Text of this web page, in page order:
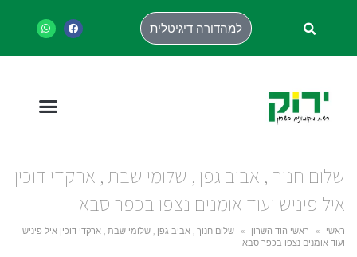
למהדורה דיגיטלית
שלום חנוך , אביב גפן , שלומי שבת , ארקדי דוכין
איל פיניש ועוד אומנים נצפו בכפר סבא
ראשי » ראשי הוד השרון »
שלום חנוך , אביב גפן , שלומי שבת , ארקדי דוכין איל פיניש
ועוד אומנים נצפו בכפר סבא